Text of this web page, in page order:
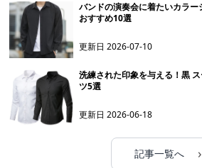
バンドの演奏会に着たいカラ
おすすめ10選
更新日2026-07-10
洗練された印象を与える！黒
ツ5選
更新日2026-06-18
記事一覧へ ›